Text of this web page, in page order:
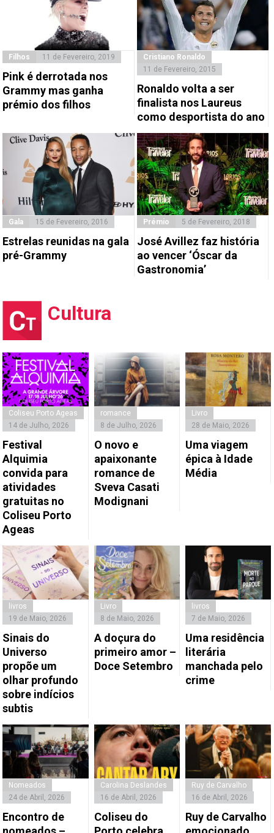
Filhos 11 de Fevereiro, 2019
Pink é derrotada nos
Grammy mas ganha
prémio dos filhos
Cristiano Ronaldo
11 de Fevereiro, 2015
Ronaldo volta a ser
finalista nos Laureus
como desportista do ano
Gala 15 de Fevereiro, 2016
Estrelas reunidas na gala
pré-Grammy
Prémio 5 de Fevereiro, 2018
José Avillez faz história
ao vencer ‘Óscar da
Gastronomia’
Cultura
Coliseu Porto Ageas
14 de Julho, 2026
Festival
Alquimia
convida para
atividades
gratuitas no
Coliseu Porto
Ageas
romance
8 de Julho, 2026
O novo e
apaixonante
romance de
Sveva Casati
Modignani
Livro
28 de Maio, 2026
Uma viagem
épica à Idade
Média
livros
19 de Maio, 2026
Sinais do
Universo
propõe um
olhar profundo
sobre indícios
subtis
Livro
8 de Maio, 2026
A doçura do
primeiro amor –
Doce Setembro
livros
7 de Maio, 2026
Uma residência
literária
manchada pelo
crime
Nomeados
24 de Abril, 2026
Encontro de
Carolina Deslandes
16 de Abril, 2026
Coliseu do
Ruy de Carvalho
16 de Abril, 2026
Ruy de Carvalho